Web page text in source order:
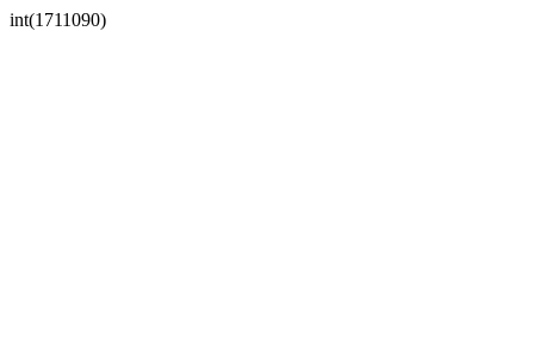
int(1711090)